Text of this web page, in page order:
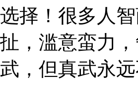
选择！很多人
扯，滥意蛮力
武，但真武永